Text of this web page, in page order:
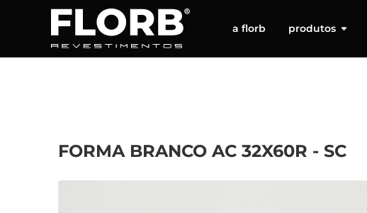
a florb produtos
FORMA BRANCO AC 32X60R - SC